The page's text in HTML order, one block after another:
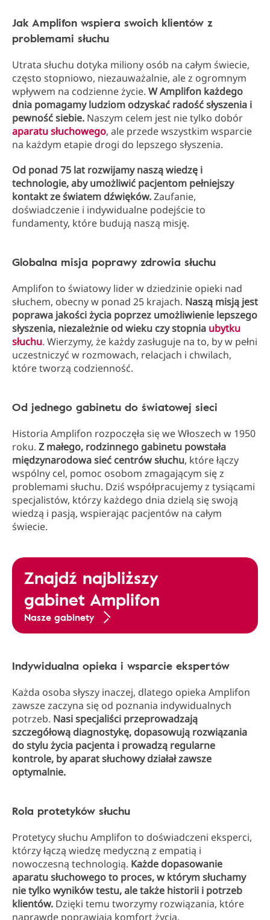
Jak Amplifon wspiera swoich klientów z
problemami słuchu
Utrata słuchu dotyka miliony osób na całym świecie,
często stopniowo, niezauważalnie, ale z ogromnym
wpływem na codzienne życie. W Amplifon każdego
dnia pomagamy ludziom odzyskać radość słyszenia i
pewność siebie. Naszym celem jest nie tylko dobór
aparatu słuchowego, ale przede wszystkim wsparcie
na każdym etapie drogi do lepszego słyszenia.
Od ponad 75 lat rozwijamy naszą wiedzę i
technologie, aby umożliwić pacjentom pełniejszy
kontakt ze światem dźwięków.Zaufanie,
doświadczenie i indywidualne podejście to
fundamenty, które budują naszą misję.
Globalna misja poprawy zdrowia słuchu
Amplifon to światowy lider w dziedzinie opieki nad
słuchem, obecny w ponad 25 krajach. Naszą misją jest
poprawa jakości życia poprzez umożliwienie lepszego
słyszenia, niezależnie od wieku czy stopnia ubytku
słuchu. Wierzymy, że każdy zasługuje na to, by w pełni
uczestniczyć w rozmowach, relacjach i chwilach,
które tworzą codzienność.
Od jednego gabinetu do światowej sieci
Historia Amplifon rozpoczęła się we Włoszech w 1950
roku. Z małego, rodzinnego gabinetu powstała
międzynarodowa sieć centrów słuchu, które łączy
wspólny cel, pomoc osobom zmagającym się z
problemami słuchu. Dziś współpracujemy z tysiącami
specjalistów, którzy każdego dnia dzielą się swoją
wiedzą i pasją, wspierając pacjentów na całym
świecie.
Znajdź najbliższy
gabinet Amplifon
Nasze gabinety
Indywidualna opieka i wsparcie ekspertów
Każda osoba słyszy inaczej, dlatego opieka Amplifon
zawsze zaczyna się od poznania indywidualnych
potrzeb. Nasi specjaliści przeprowadzają
szczegółową diagnostykę, dopasowują rozwiązania
do stylu życia pacjenta i prowadzą regularne
kontrole, by aparat słuchowy działał zawsze
optymalnie.
Rola protetyków słuchu
Protetycy słuchu Amplifon to doświadczeni eksperci,
którzy łączą wiedzę medyczną z empatią i
nowoczesną technologią. Każde dopasowanie
aparatu słuchowego to proces, w którym słuchamy
nie tylko wyników testu, ale także historii i potrzeb
klientów. Dzięki temu tworzymy rozwiązania, które
naprawdę poprawiają komfort życia.